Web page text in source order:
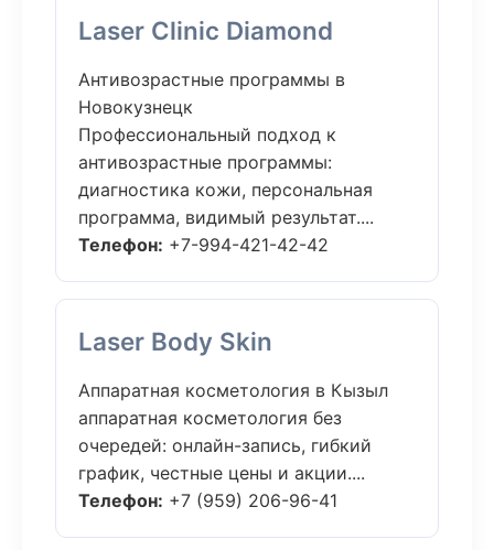
Laser Clinic Diamond
Антивозрастные программы в
Новокузнецк
Профессиональный подход к
антивозрастные программы:
диагностика кожи, персональная
программа, видимый результат....
Телефон: +7-994-421-42-42
Laser Body Skin
Аппаратная косметология в Кызыл
аппаратная косметология без
очередей: онлайн-запись, гибкий
график, честные цены и акции....
Телефон: +7 (959) 206-96-41